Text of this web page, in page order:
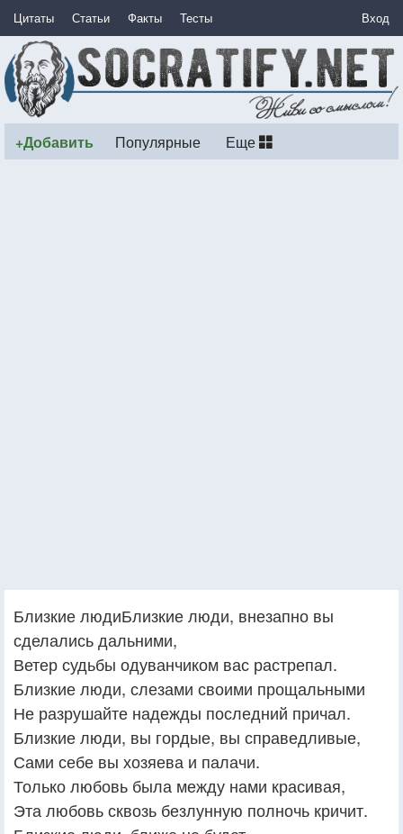
Цитаты Статьи Факты Тесты Вход
+Добавить Популярные Еще
Близкие людиБлизкие люди, внезапно вы
сделались дальними,
Ветер судьбы одуванчиком вас растрепал.
Близкие люди, слезами своими прощальными
Не разрушайте надежды последний причал.
Близкие люди, вы гордые, вы справедливые,
Сами себе вы хозяева и палачи.
Только любовь была между нами красивая,
Эта любовь сквозь безлунную полночь кричит.